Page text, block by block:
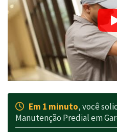
Em 1 minuto, você
Manutenção Predial em